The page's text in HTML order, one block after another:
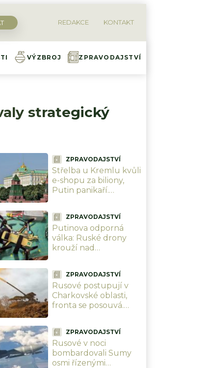
REDAKCE KONTAKT
VÝZBROJ ZPRAVODAJSTVÍ
strategický
ZPRAVODAJSTVÍ
Střelba u Kremlu kvůli
e-shopu za biliony,
Putin panikaří.
po něm jde i Kyjev
ZPRAVODAJSTVÍ
Putinova odporná
válka: Ruské drony
krouží nad
Bezmála 1 000
mrtvých, z toho 179
dětí
ZPRAVODAJSTVÍ
Rusové postupují v
Charkovské oblasti,
fronta se posouvá.
Ukrajinci ztrácejí
pozice
ZPRAVODAJSTVÍ
Rusové v noci
bombardovali Sumy
osmi řízenými